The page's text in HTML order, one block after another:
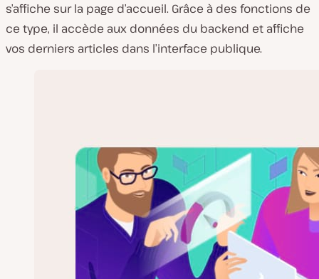
s’affiche sur la page d’accueil. Grâce à des fonctions de
ce type, il accède aux données du backend et affiche
vos derniers articles dans l’interface publique.